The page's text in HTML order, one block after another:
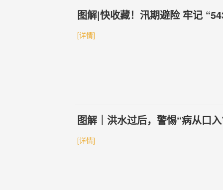
图解|快收藏！汛期避险 牢记
[详情]
图解｜洪水过后，警惕“病从口
[详情]